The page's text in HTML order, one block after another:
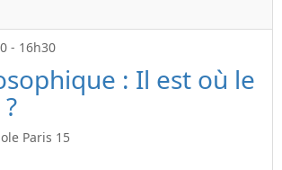
- 16h30
: Il est où le
Paris 15